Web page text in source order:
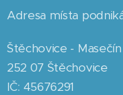
Adresa místa
Štěchovice - Masečín
252 07 Štěchovice
IČ: 45676291